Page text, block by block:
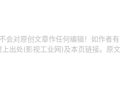
会对原创文章作任何编辑！如作者有
出处(影视工业网)及本页链接。原文